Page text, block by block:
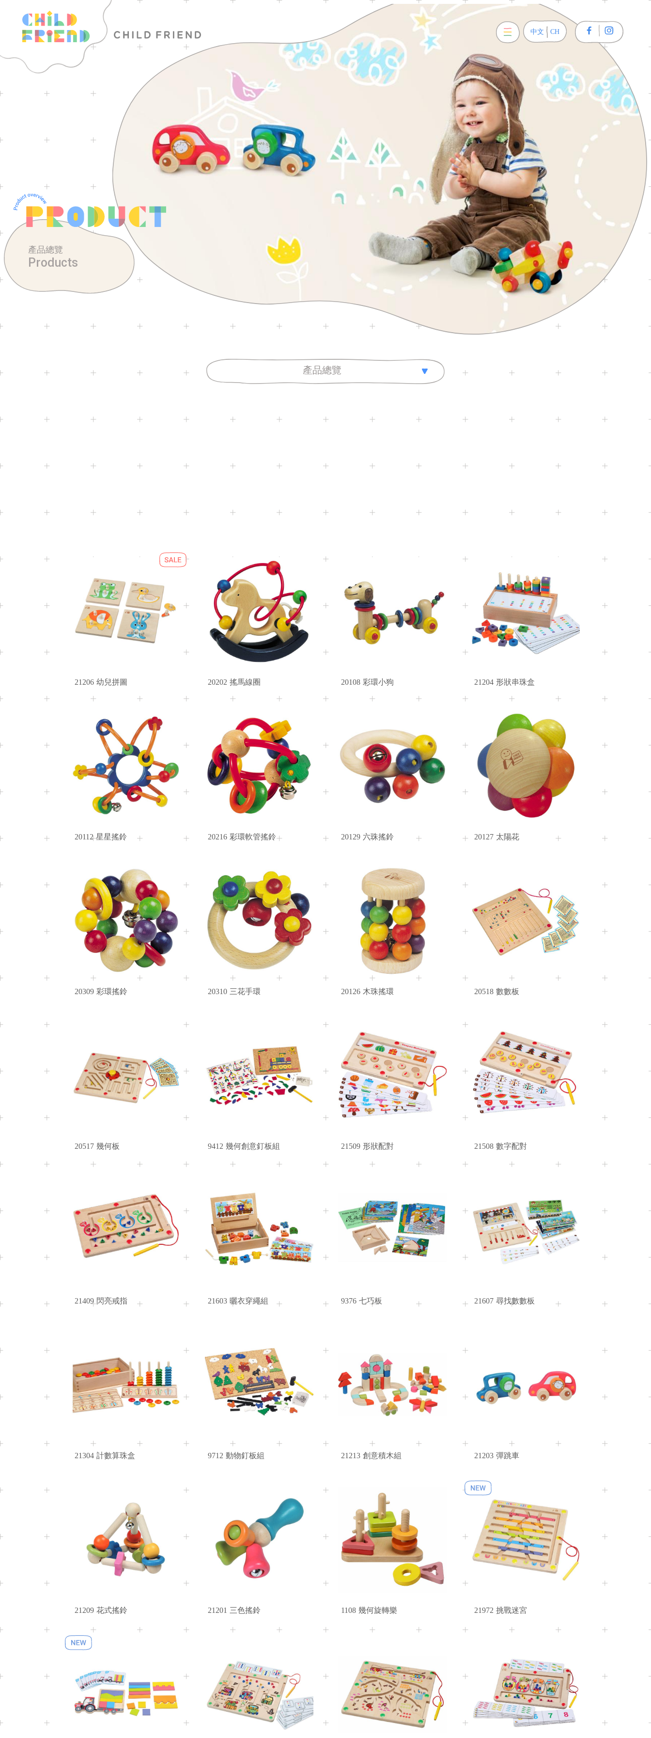
關於我們 產品總覽
中文 CH
English EN
產品總覽
Products
產品總覽
2+ 3+
Age
2+
21206 幼兒拼圖
Age
10M+
20202 搖馬線圈
Age
10M+
20108 彩環小狗
Age
3+
21204 形狀串珠盒
Age
3M+
20112 星星搖鈴
Age
6M+
20216 彩環軟管搖鈴
Age
3M+
20129 六珠搖鈴
Age
3M+
20127 太陽花
Age
3M+
20309 彩環搖鈴
Age
3M+
20310 三花手環
Age
3M+
20126 木珠搖環
Age
3+
20518 數數板
Age
3+
20517 幾何板
Age
3+
9412 幾何創意釘板組
Age
3+
21509 形狀配對
Age
3+
21508 數字配對
Age
3+
21409 閃亮戒指 21603 曬衣穿繩組
Age
3+
9376 七巧板
Age
2+
21607 尋找數數板
Age
3+
21304 計數算珠盒
Age
3+
9712 動物釘板組 21213 創意積木組
Age
10M+
21203 彈跳車
Age
10M+
21209 花式搖鈴
10M+
21201 三色搖鈴
Age
2+
1108 幾何旋轉樂 21972 挑戰迷宮
Age
3+